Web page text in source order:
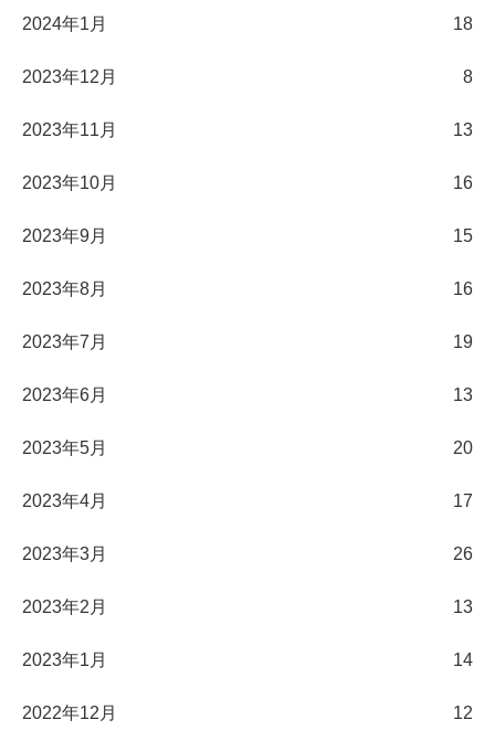
2024年1月 18
2023年12月 8
2023年11月 13
2023年10月 16
2023年9月 15
2023年8月 16
2023年7月 19
2023年6月 13
2023年5月 20
2023年4月 17
2023年3月 26
2023年2月 13
2023年1月 14
2022年12月 12